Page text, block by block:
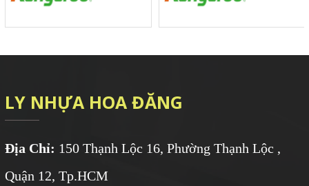
LY NHỰA HOA ĐĂNG
Địa Chỉ: 150 Thạnh Lộc 16, Phường Thạnh Lộc ,
Quận 12, Tp.HCM